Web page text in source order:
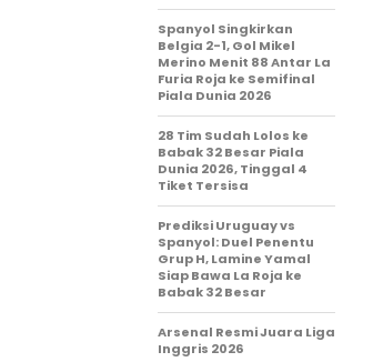
Spanyol Singkirkan
Belgia 2-1, Gol Mikel
Merino Menit 88 Antar La
Furia Roja ke Semifinal
Piala Dunia 2026
28 Tim Sudah Lolos ke
Babak 32 Besar Piala
Dunia 2026, Tinggal 4
Tiket Tersisa
Prediksi Uruguay vs
Spanyol: Duel Penentu
Grup H, Lamine Yamal
Siap Bawa La Roja ke
Babak 32 Besar
Arsenal Resmi Juara Liga
Inggris 2026